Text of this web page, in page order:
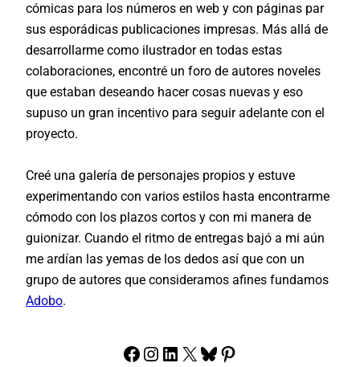
cómicas para los números en web y con páginas par
sus esporádicas publicaciones impresas. Más allá de
desarrollarme como ilustrador en todas estas
colaboraciones, encontré un foro de autores noveles
que estaban deseando hacer cosas nuevas y eso
supuso un gran incentivo para seguir adelante con el
proyecto.
Creé una galería de personajes propios y estuve
experimentando con varios estilos hasta encontrarme
cómodo con los plazos cortos y con mi manera de
guionizar. Cuando el ritmo de entregas bajó a mi aún
me ardían las yemas de los dedos así que con un
grupo de autores que consideramos afines fundamos
Adobo.
Facebook
Instagram
LinkedIn
X Bluesky
Pinterest